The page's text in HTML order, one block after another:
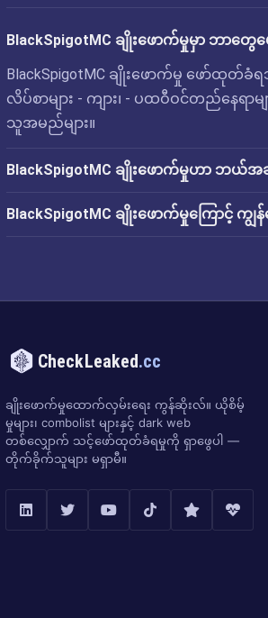
BlackSpigotMC ချိုးဖောက်မှုမှာ ဘာတွေ
BlackSpigotMC ချိုးဖောက်မှု ဖော်
လိပ်စာများ - ကျား၊ - ပထဝီဝင်တည်နေရာမ
သူအမည်များ။
BlackSpigotMC ချိုးဖောက်မှုဟာ ဘယ်အခ
BlackSpigotMC ချိုးဖောက်မှုကြောင့်
CheckLeaked.cc
ချိုးဖောက်မှုထောက်လှမ်းရေး ကွန်ဆိုးလ်။ ယိုစိမ့်
မှုများ၊ combolist များနှင့် dark web
တစ်လျှောက် သင့်ဖော်ထုတ်ခံရမှုကို ရှာဖွေပါ —
တိုက်ခိုက်သူများ မရှာမီ။